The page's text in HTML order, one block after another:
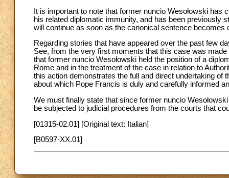
It is important to note that former nuncio Wesołowski
his related diplomatic immunity, and has been previously
will continue as soon as the canonical sentence becomes
Regarding stories that have appeared over the past few
See, from the very first moments that this case was
that former nuncio Wesołowski held the position of a
Rome and in the treatment of the case in relation to
this action demonstrates the full and direct undertaking of
about which Pope Francis is duly and carefully informed
We must finally state that since former nuncio
be subjected to judicial procedures from the courts that
[01315-02.01] [Original text: Italian]
[B0597-XX.01]